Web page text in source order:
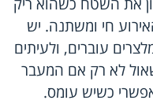
את השטח כשהוא ריק
חי ומשתנה. יש
עוברים, ולעיתים
לא רק אם המעבר
כשיש עומס.